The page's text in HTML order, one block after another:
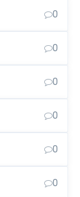
0
0
0
0
0
0